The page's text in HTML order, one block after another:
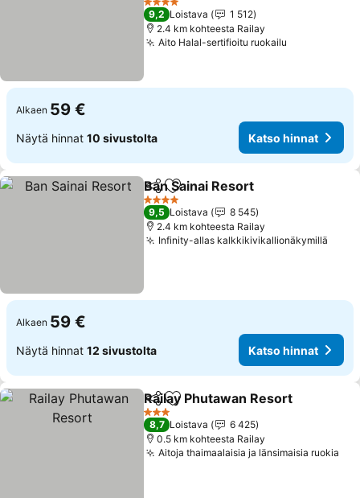
4 Tähtiluokitus
9,2 Loistava
1 512
2.4 km kohteesta Railay
Aito Halal-sertifioitu ruokailu
Alkaen 59 €
Näytä hinnat 10 sivustolta Katso hinnat
Jaa Lisää suosikkeihin
Ban Sainai Resort
4 Tähtiluokitus
9,5 Loistava
8 545
2.4 km kohteesta Railay
Infinity-allas kalkkikivikallionäkymillä
Alkaen 59 €
Näytä hinnat 12 sivustolta Katso hinnat
Jaa Lisää suosikkeihin
Railay Phutawan Resort
3 Tähtiluokitus
8,7 Loistava
6 425
0.5 km kohteesta Railay
Aitoja thaimaalaisia ja länsimaisia ruokia